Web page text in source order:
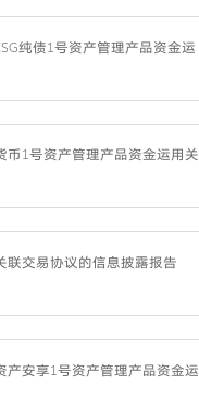
纯债1号资产管理产品资金运
1号资产管理产品资金运用关
联交易协议的信息披露报告
安享1号资产管理产品资金运